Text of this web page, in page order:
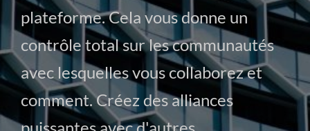
plateforme. Cela vous donne un
contrôle total sur les communautés
avec lesquelles vous collaborez et
comment. Créez des alliances
puissantes avec d'autres